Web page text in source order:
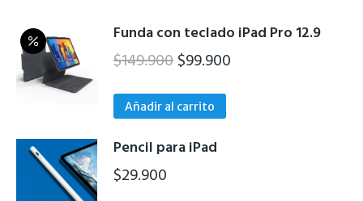
Funda con teclado iPad Pro 12.9
$149.900El
original
$149.900.
$99.900
Añadir al carrito
Pencil para iPad
$29.900